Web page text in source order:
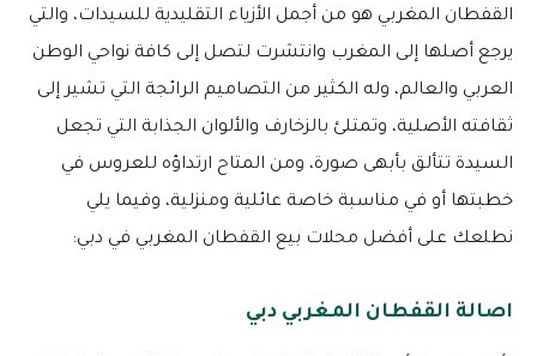
القفطان المغربي هو من أجمل الأزياء التقليدية للسيدات، والتي
يرجع أصلها إلى المغرب وانتشرت لتصل إلى كافة نواحي الوطن
العربي والعالم، وله الكثير من التصاميم الرائجة التي تشير إلى
ثقافته الأصلية، وتمتلئ بالزخارف والألوان الجذابة التي تجعل
السيدة تتألق بأبهى صورة، ومن المتاح ارتداؤه للعروس في
خطبتها أو في مناسبة خاصة عائلية ومنزلية، وفيما يلي
نطلعك على أفضل محلات بيع القفطان المغربي في دبي:
اصالة القفطان المغربي دبي